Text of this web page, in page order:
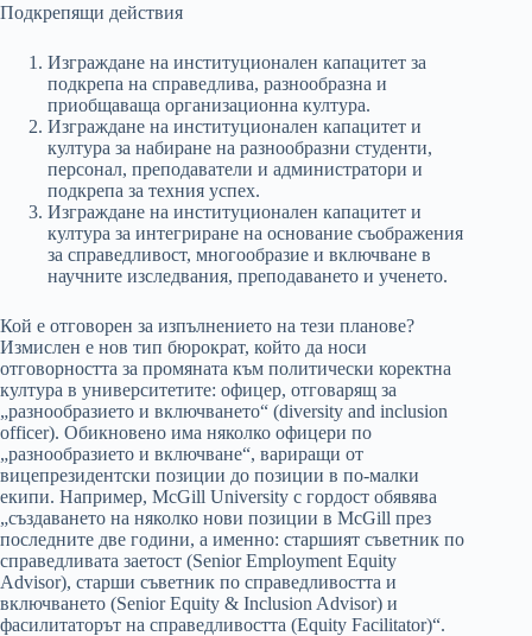
Подкрепящи действия
Изграждане на институционален капацитет за
подкрепа на справедлива, разнообразна и
приобщаваща организационна култура.
Изграждане на институционален капацитет и
култура за набиране на разнообразни студенти,
персонал, преподаватели и администратори и
подкрепа за техния успех.
Изграждане на институционален капацитет и
култура за интегриране на основание съображения
за справедливост, многообразие и включване в
научните изследвания, преподаването и ученето.
Кой е отговорен за изпълнението на тези планове?
Измислен е нов тип бюрократ, който да носи
отговорността за промяната към политически коректна
култура в университетите: офицер, отговарящ за
„разнообразието и включването“ (diversity and inclusion
officer). Обикновено има няколко офицери по
„разнообразието и включване“, вариращи от
вицепрезидентски позиции до позиции в по-малки
екипи. Например, McGill University с гордост обявява
„създаването на няколко нови позиции в McGill през
последните две години, а именно: старшият съветник по
справедливата заетост (Senior Employment Equity
Advisor), старши съветник по справедливостта и
включването (Senior Equity & Inclusion Advisor) и
фасилитаторът на справедливостта (Equity Facilitator)“.